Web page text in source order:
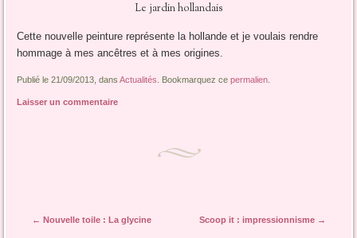
Le jardin hollandais
Cette nouvelle peinture représente la hollande et je voulais rendre
hommage à mes ancêtres et à mes origines.
Publié le 21/09/2013, dansActualités . Bookmarquez cepermalien
Laisser un commentaire
Navigation des articles
← Nouvelle toile : La glycine Scoop it : impressionnisme →